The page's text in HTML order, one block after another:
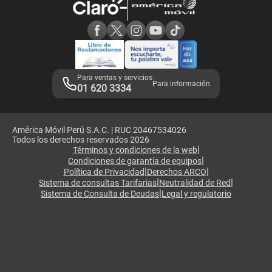
Adquirientes iPhone 6, 6S y SE
Mensaje de Seguridad
Términos y Condiciones de Tienda Claro
Libro de Reclamaciones
Legales de marketplace
Para ventas y servicios
01 620 3334 Para información
América Móvil Perú S.A.C. | RUC 20467534026
Todos los derechos reservados 2026
Términos y condiciones de la web|
Condiciones de garantía de equipos|
Política de Privacidad|Derechos ARCO|
Sistema de consultas Tarifarias|Neutralidad de Red|
Sistema de Consulta de Deudas|Legal y regulatorio